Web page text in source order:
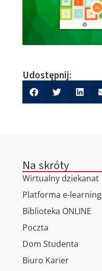
Udostępnij:
Na skróty
Wirtualny dziekanat
Platforma e-learning
Biblioteka ONLINE
Poczta
Dom Studenta
Biuro Karier